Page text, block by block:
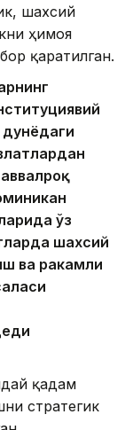
шахсий
ҳимоя
қаратилган.
ўз
шахсий
ва ракамли
қадам
стратегик